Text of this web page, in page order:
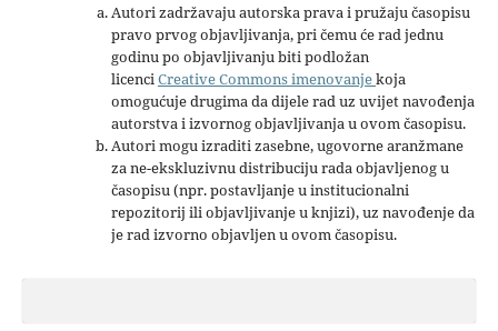
Autori zadržavaju autorska prava i pružaju časopisu
pravo prvog objavljivanja, pri čemu će rad jednu
godinu po objavljivanju biti podložan
licenciCreative Commons imenovanjekoja
omogućuje drugima da dijele rad uz uvijet navođenja
autorstva i izvornog objavljivanja u ovom časopisu.
Autori mogu izraditi zasebne, ugovorne aranžmane
za ne-ekskluzivnu distribuciju rada objavljenog u
časopisu (npr. postavljanje u institucionalni
repozitorij ili objavljivanje u knjizi), uz navođenje da
je rad izvorno objavljen u ovom časopisu.